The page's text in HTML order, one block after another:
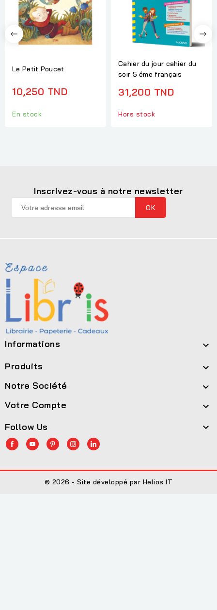
Le Petit Poucet
10,250 TND
En stock
Cahier du jour cahier du
soir 5 éme français
31,200 TND
Hors stock
Inscrivez-vous à notre newsletter
Informations 
Produits 
Notre Société 
Votre Compte 
Follow Us 
© 2026 - Site développé par Helios IT